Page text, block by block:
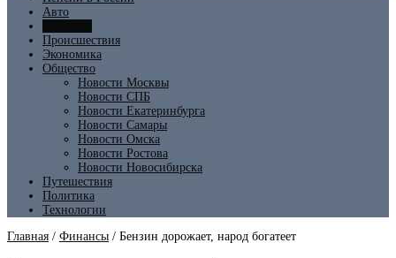
Авто
Происшествия
Экономика
Общество
Новости Москвы
Новости СПБ
Новости Екатеринбурга
Новости Самары
Новости Омска
Новости Ростова
Новости Новосибирска
Путешествия
Политика
Технологии
Главная / Финансы / Бензин дорожает, народ богатеет